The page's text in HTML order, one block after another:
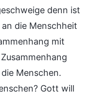
denn ist
die Menschheit
mit
Menschen.
Gott will